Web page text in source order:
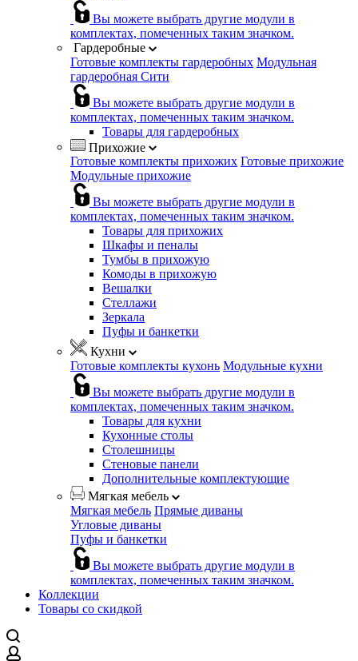
Вы можете выбрать другие модули в
комплектах, помеченных таким значком.
Гардеробные
Готовые комплекты гардеробных Модульная
гардеробная Сити
Вы можете выбрать другие модули в
комплектах, помеченных таким значком.
Товары для гардеробных
Прихожие
Готовые комплекты прихожих Готовые прихожие
Модульные прихожие
Вы можете выбрать другие модули в
комплектах, помеченных таким значком.
Товары для прихожих
Шкафы и пеналы
Тумбы в прихожую
Комоды в прихожую
Вешалки
Стеллажи
Зеркала
Пуфы и банкетки
Кухни
Готовые комплекты кухонь Модульные кухни
Вы можете выбрать другие модули в
комплектах, помеченных таким значком.
Товары для кухни
Кухонные столы
Столешницы
Стеновые панели
Дополнительные комплектующие
Мягкая мебель
Мягкая мебель Прямые диваны
Угловые диваны
Пуфы и банкетки
Вы можете выбрать другие модули в
комплектах, помеченных таким значком.
Коллекции
Товары со скидкой